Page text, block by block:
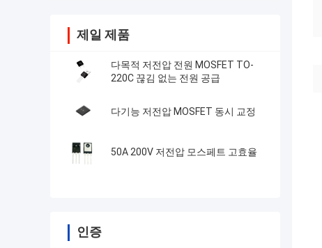
제일 제품
다목적 저전압 전원 MOSFET TO-
220C 끊김 없는 전원 공급
다기능 저전압 MOSFET 동시 교정
50A 200V 저전압 모스페트 고효율
인증